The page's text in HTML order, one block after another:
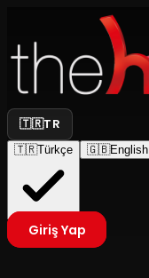
🇹🇷TR
🇹🇷Türkçe 🇬🇧English
Giriş Yap